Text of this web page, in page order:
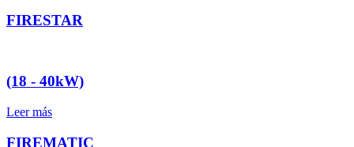
FIRESTAR
(18 - 40kW)
Leer más
FIREMATIC